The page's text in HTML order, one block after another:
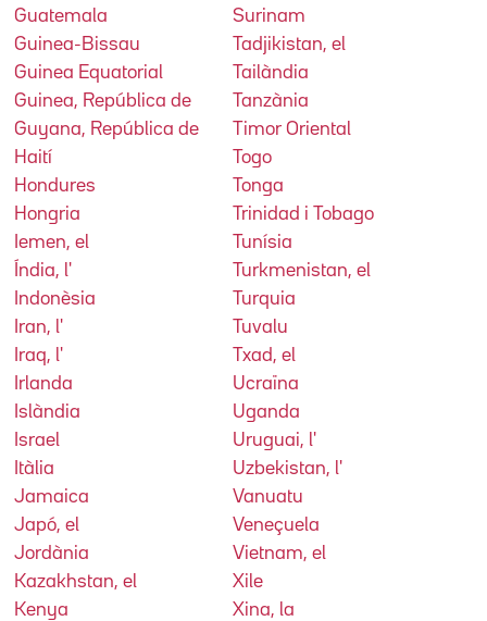
Guatemala
Surinam
Guinea-Bissau
Tadjikistan, el
Guinea Equatorial
Tailàndia
Guinea, República de
Tanzània
Guyana, República de
Timor Oriental
Haití
Togo
Hondures
Tonga
Hongria
Trinidad i Tobago
Iemen, el
Tunísia
Índia, l'
Turkmenistan, el
Indonèsia
Turquia
Iran, l'
Tuvalu
Iraq, l'
Txad, el
Irlanda
Ucraïna
Islàndia
Uganda
Israel
Uruguai, l'
Itàlia
Uzbekistan, l'
Jamaica
Vanuatu
Japó, el
Veneçuela
Jordània
Vietnam, el
Kazakhstan, el
Xile
Kenya
Xina, la